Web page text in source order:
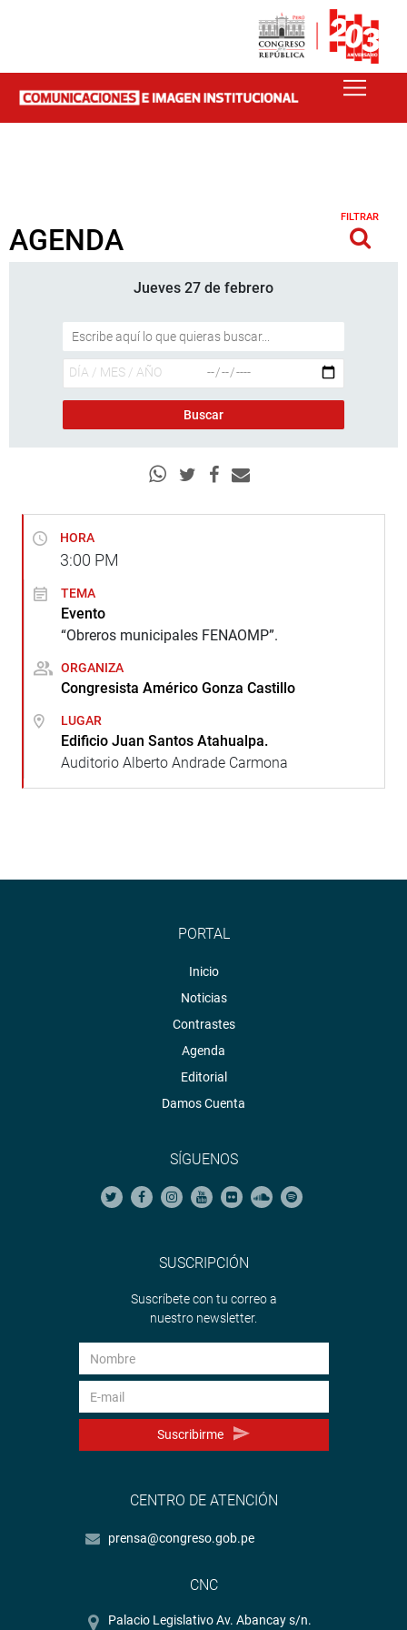
AGENDA
FILTRAR
Jueves 27 de febrero
HORA
3:00 PM
TEMA
Evento
“Obreros municipales FENAOMP”.
ORGANIZA
Congresista Américo Gonza Castillo
LUGAR
Edificio Juan Santos Atahualpa.
Auditorio Alberto Andrade Carmona
PORTAL
Inicio
Noticias
Contrastes
Agenda
Editorial
Damos Cuenta
SÍGUENOS
SUSCRIPCIÓN
Suscríbete con tu correo a
nuestro newsletter.
Suscribirme
CENTRO DE ATENCIÓN
prensa@congreso.gob.pe
CNC
Palacio Legislativo Av. Abancay s/n.